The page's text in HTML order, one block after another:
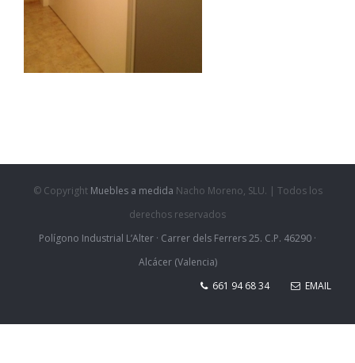
© Copyright Muebles a medida Nacho Moreno, SLU. | Todos los
derechos reservados
Polígono Industrial L’Alter · Carrer dels Ferrers 25. C.P. 46290 ·
Alcácer (Valencia)
661 94 68 34
EMAIL